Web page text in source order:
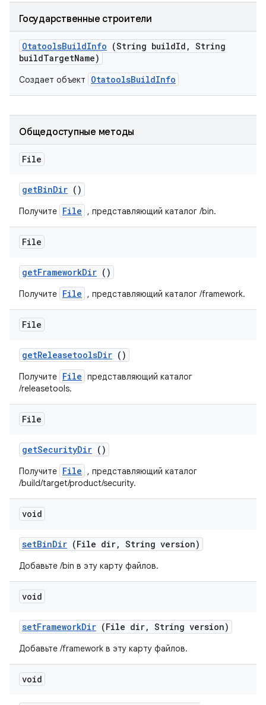
Государственные строители
OtatoolsBuildInfo (String buildId , String
buildTargetName)
Создает объект OtatoolsBuildInfo
Общедоступные методы
File
getBinDir ()
Получите File , представляющий каталог /bin.
File
getFrameworkDir ()
Получите File , представляющий каталог /framework.
File
getReleasetoolsDir ()
Получите File представляющий каталог
/releasetools.
File
getSecurityDir ()
Получите File
, представляющий каталог
/build/target/product/security.
void
setBinDir (File dir, String version)
Добавьте /bin в эту карту файлов.
void
setFrameworkDir (File dir, String version)
Добавьте /framework в эту карту файлов.
void